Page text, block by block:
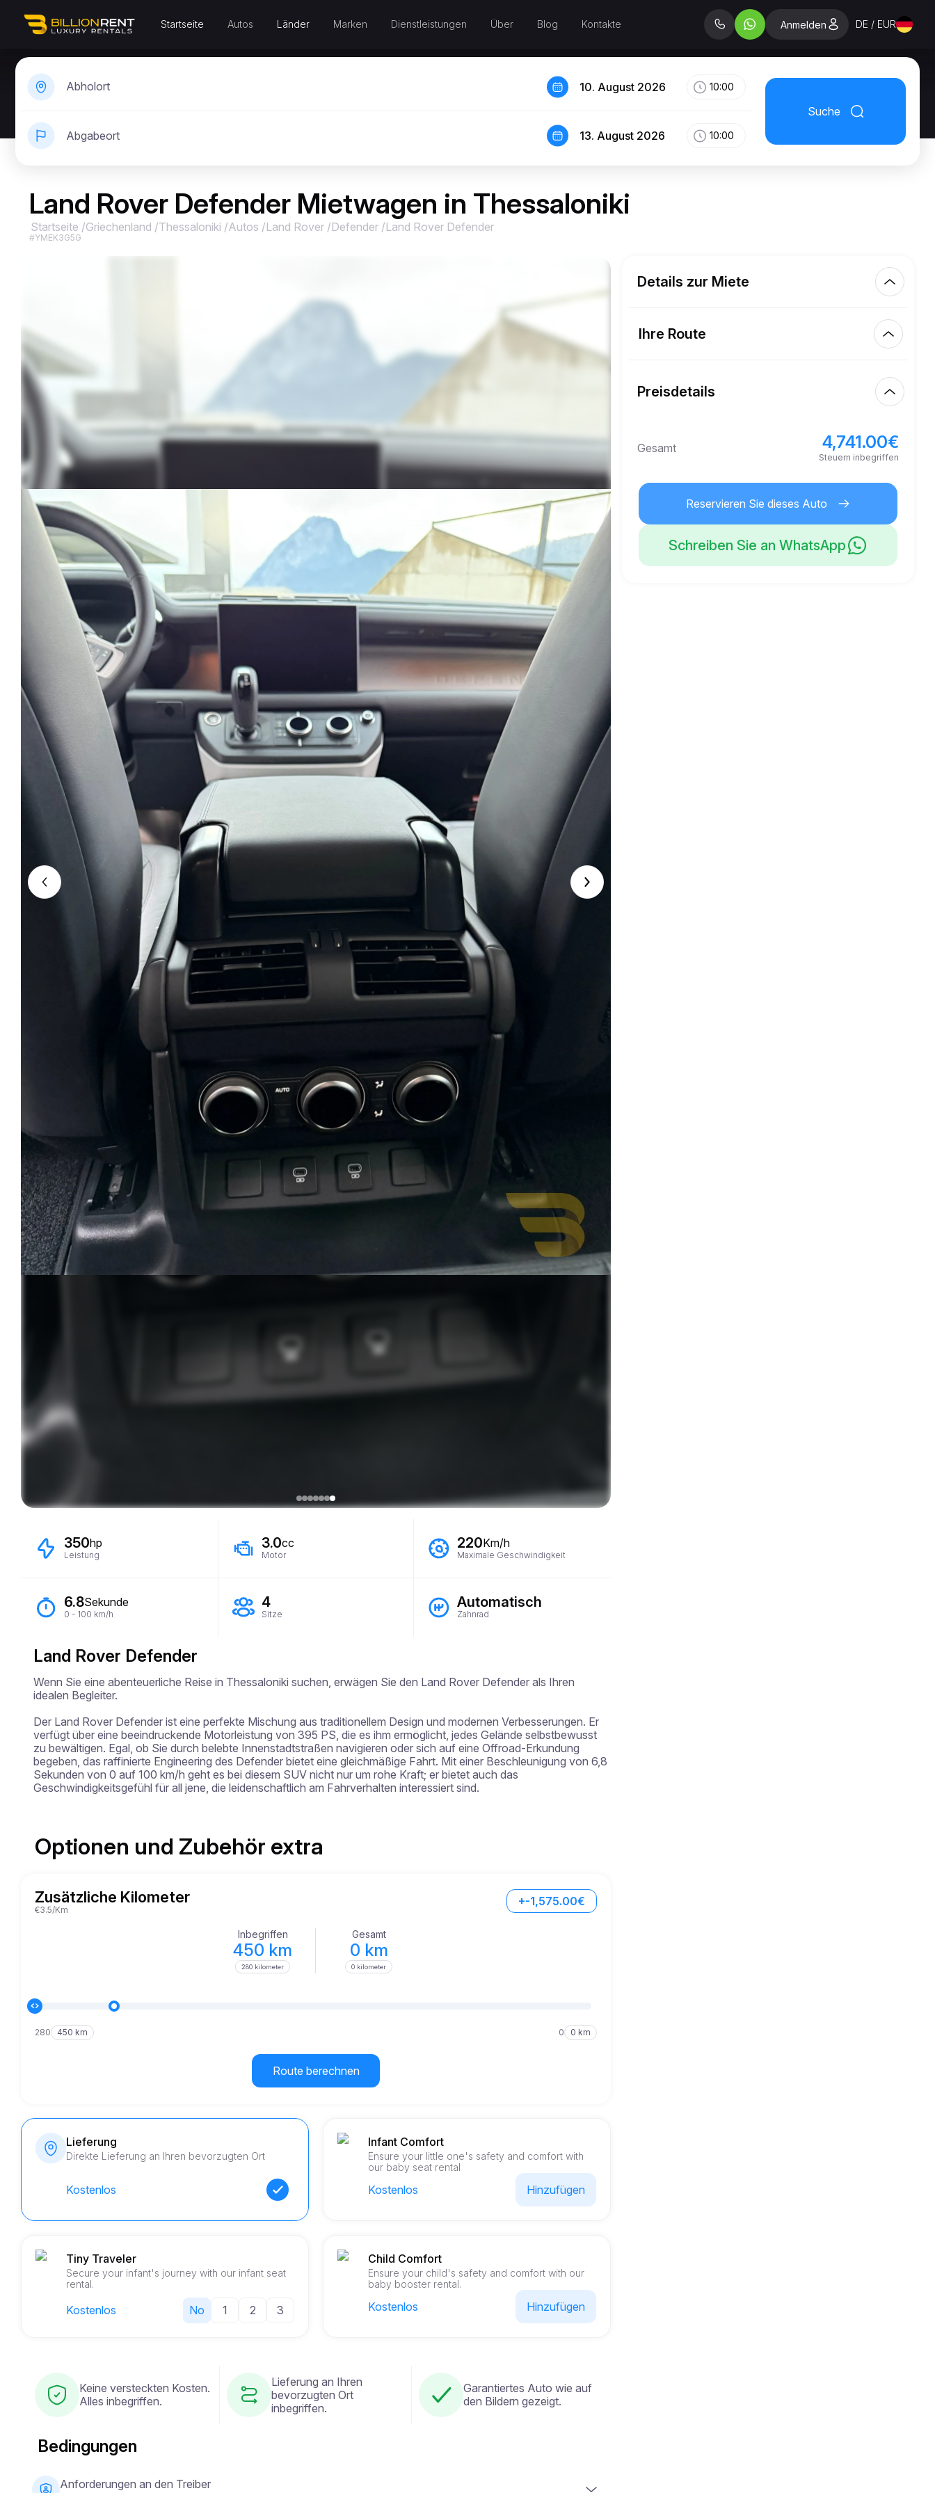
Startseite Autos Länder Marken Dienstleistungen Über Blog Kontakte Anmelden DE / EUR
Abholort
Abgabeort
10. August 2026 10:00
13. August 2026 10:00
Suche
Land Rover Defender Mietwagen in Thessaloniki
Startseite /Griechenland /Thessaloniki /Autos /Land Rover /Defender /Land Rover Defender
#YMEK3G5G
350hp
Leistung
3.0cc
Motor
220Km/h
Maximale Geschwindigkeit
6.8Sekunde
0 - 100 km/h
4
Sitze
Automatisch
Zahnrad
Land Rover Defender
Wenn Sie eine abenteuerliche Reise in Thessaloniki suchen, erwägen Sie den Land Rover Defender als Ihren
idealen Begleiter.
Der Land Rover Defender ist eine perfekte Mischung aus traditionellem Design und modernen Verbesserungen. Er
verfügt über eine beeindruckende Motorleistung von 395 PS, die es ihm ermöglicht, jedes Gelände selbstbewusst
zu bewältigen. Egal, ob Sie durch belebte Innenstadtstraßen navigieren oder sich auf eine Offroad-Erkundung
begeben, das raffinierte Engineering des Defender bietet eine gleichmäßige Fahrt. Mit einer Beschleunigung von 6,8
Sekunden von 0 auf 100 km/h geht es bei diesem SUV nicht nur um rohe Kraft; er bietet auch das
Geschwindigkeitsgefühl für all jene, die leidenschaftlich am Fahrverhalten interessiert sind.
Optionen und Zubehör extra
Zusätzliche Kilometer
€3.5/Km
+-1,575.00€
Inbegriffen
450 km
280 kilometer
Gesamt
0 km
0 kilometer
280 450 km 0 0 km
Route berechnen
Lieferung
Direkte Lieferung an Ihren bevorzugten Ort
Kostenlos
Infant Comfort
Ensure your little one's safety and comfort with
our baby seat rental
Kostenlos Hinzufügen
Tiny Traveler
Secure your infant's journey with our infant seat
rental.
Kostenlos No 1 2 3
Child Comfort
Ensure your child's safety and comfort with our
baby booster rental.
Kostenlos Hinzufügen
Keine versteckten Kosten.
Alles inbegriffen.
Lieferung an Ihren
bevorzugten Ort
inbegriffen.
Garantiertes Auto wie auf
den Bildern gezeigt.
Bedingungen
Anforderungen an den Treiber
Details zur Miete
gesamte Miete
450.00
21
Sicherheitskaution 5,000.00 €
Ihre Route
Fertig
Preisdetails
Gesamt
4,741.00€
Steuern inbegriffen
Reservieren Sie dieses Auto
Schreiben Sie an WhatsApp